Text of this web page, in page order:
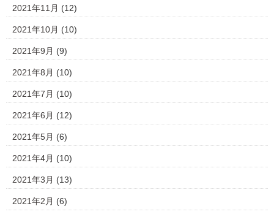
2021年11月 (12)
2021年10月 (10)
2021年9月 (9)
2021年8月 (10)
2021年7月 (10)
2021年6月 (12)
2021年5月 (6)
2021年4月 (10)
2021年3月 (13)
2021年2月 (6)